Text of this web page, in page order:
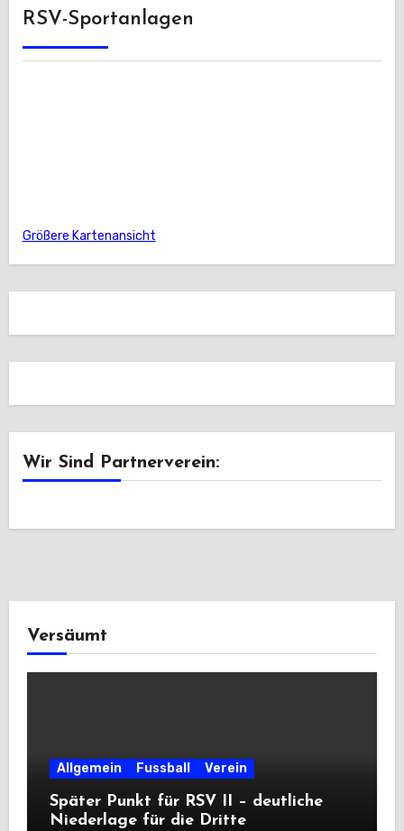
RSV-Sportanlagen
Größere Kartenansicht
Wir Sind Partnerverein:
Versäumt
Allgemein Fussball Verein
Später Punkt für RSV II – deutliche
Niederlage für die Dritte